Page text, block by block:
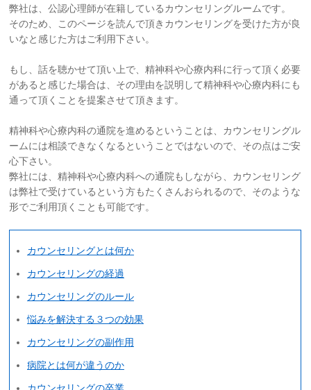
弊社は、公認心理師が在籍しているカウンセリングルームです。
そのため、このページを読んで頂きカウンセリングを受けた方が良
いなと感じた方はご利用下さい。
もし、話を聴かせて頂い上で、精神科や心療内科に行って頂く必要
があると感じた場合は、その理由を説明して精神科や心療内科にも
通って頂くことを提案させて頂きます。
精神科や心療内科の通院を進めるということは、カウンセリングル
ームには相談できなくなるということではないので、その点はご安
心下さい。
弊社には、精神科や心療内科への通院もしながら、カウンセリング
は弊社で受けているという方もたくさんおられるので、そのような
形でご利用頂くことも可能です。